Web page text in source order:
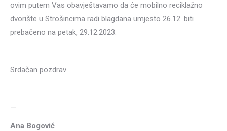
ovim putem Vas obavještavamo da će mobilno reciklažno
dvorište u Strošincima radi blagdana umjesto 26.12. biti
prebačeno na petak, 29.12.2023.
Srdačan pozdrav
—
Ana Bogović